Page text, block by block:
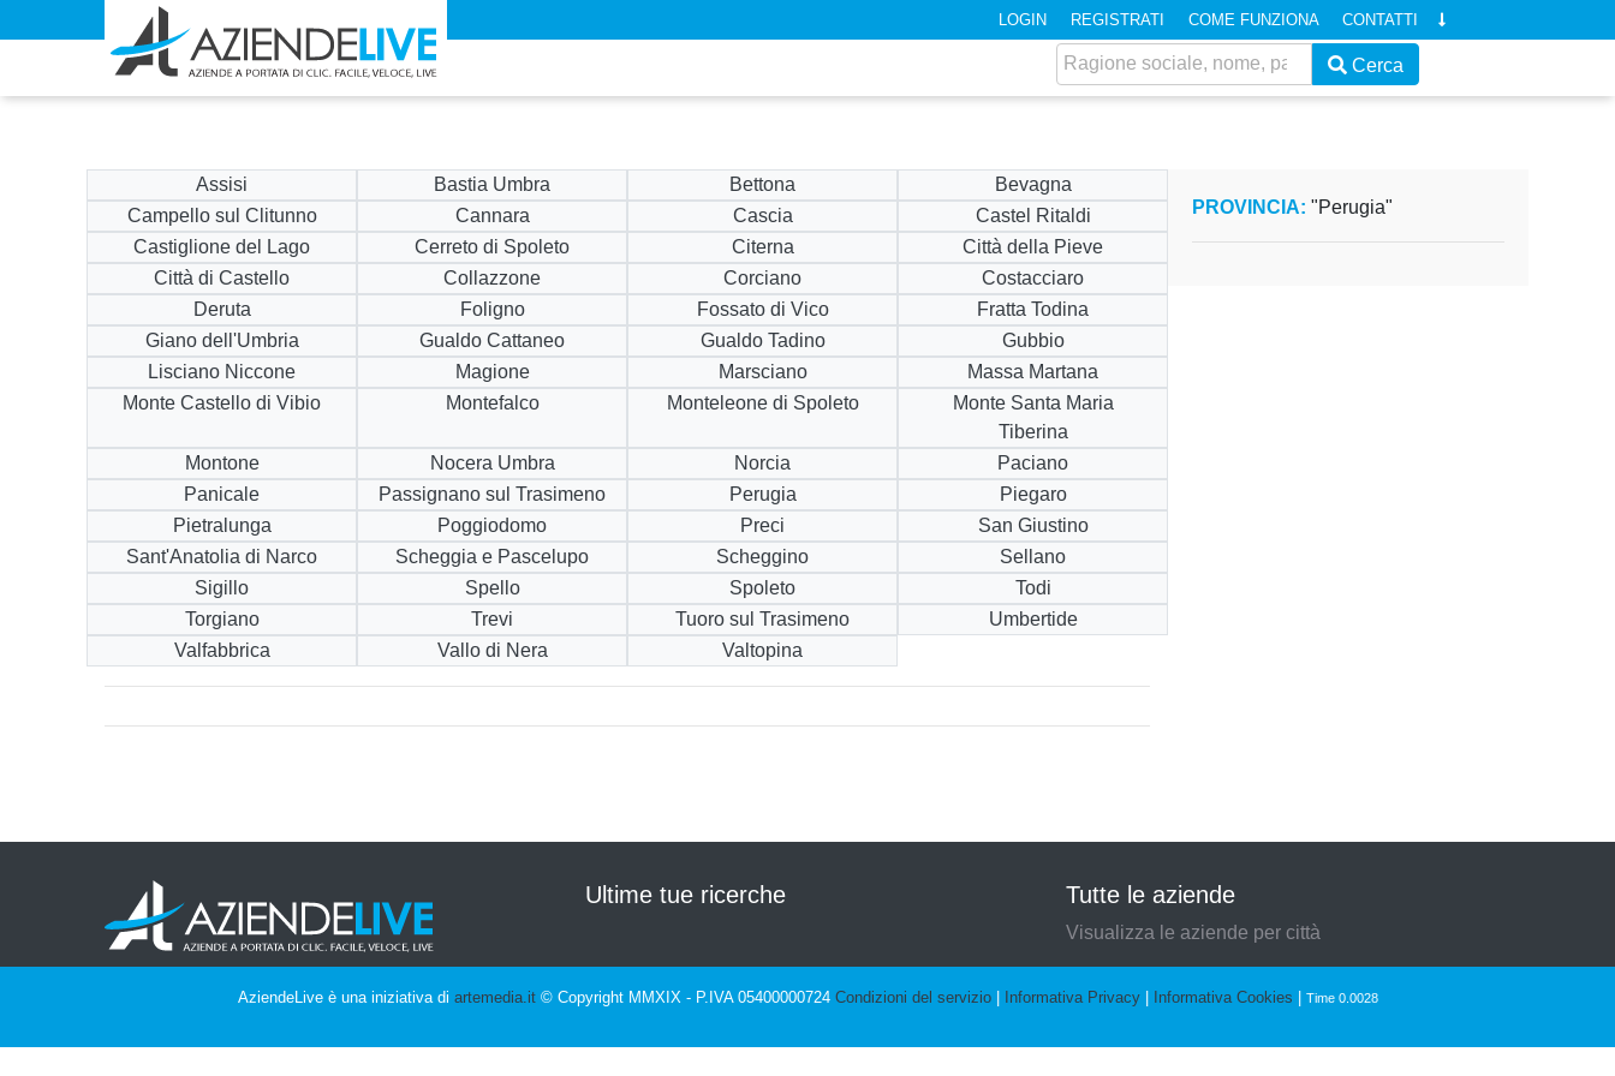
Assisi Bastia Umbra Bettona
Bevagna
Campello sul Clitunno
Cannara Cascia
Castel Ritaldi
Castiglione del Lago
Cerreto di Spoleto Citerna
Città della Pieve
Città di Castello
Collazzone Corciano
Costacciaro
Deruta
Foligno Fossato di Vico
Fratta Todina
Giano dell'Umbria
Gualdo Cattaneo Gualdo Tadino
Gubbio
Lisciano Niccone
Magione Marsciano
Massa Martana
Monte Castello di Vibio
Montefalco Monteleone di Spoleto
Monte Santa Maria
Tiberina
Montone
Nocera Umbra Norcia
Paciano
Panicale
Passignano sul Trasimeno Perugia
Piegaro
Pietralunga
Poggiodomo Preci
San Giustino
Sant'Anatolia di Narco
Scheggia e Pascelupo Scheggino
Sellano
Sigillo
Spello Spoleto
Todi
Torgiano
Trevi Tuoro sul Trasimeno
Umbertide
Valfabbrica
Vallo di Nera Valtopina
PROVINCIA: "Perugia"
LOGIN REGISTRATI COME FUNZIONA CONTATTI
Cerca
Ultime tue ricerche Tutte le aziende
Visualizza le aziende per città
AziendeLive è una iniziativa di artemedia.it© Copyright MMXIX - P.IVA 05400000724 Condizioni del servizio| Informativa Privacy| Informativa Cookies Time 0.0028